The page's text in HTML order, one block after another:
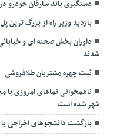
بانوان البرز بر سکوی
روز سیاه بهزیستی البرز،
دختران و پسران البرزی
اعلام منتخبان پانزدهمین
جشنواره “ایران کوچک من”
دستگیری عاملان آدم ربایی
دستگیری باند سارقان خودرو